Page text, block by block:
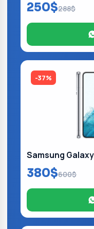
250$288$
-37%
Samsung
380$600$